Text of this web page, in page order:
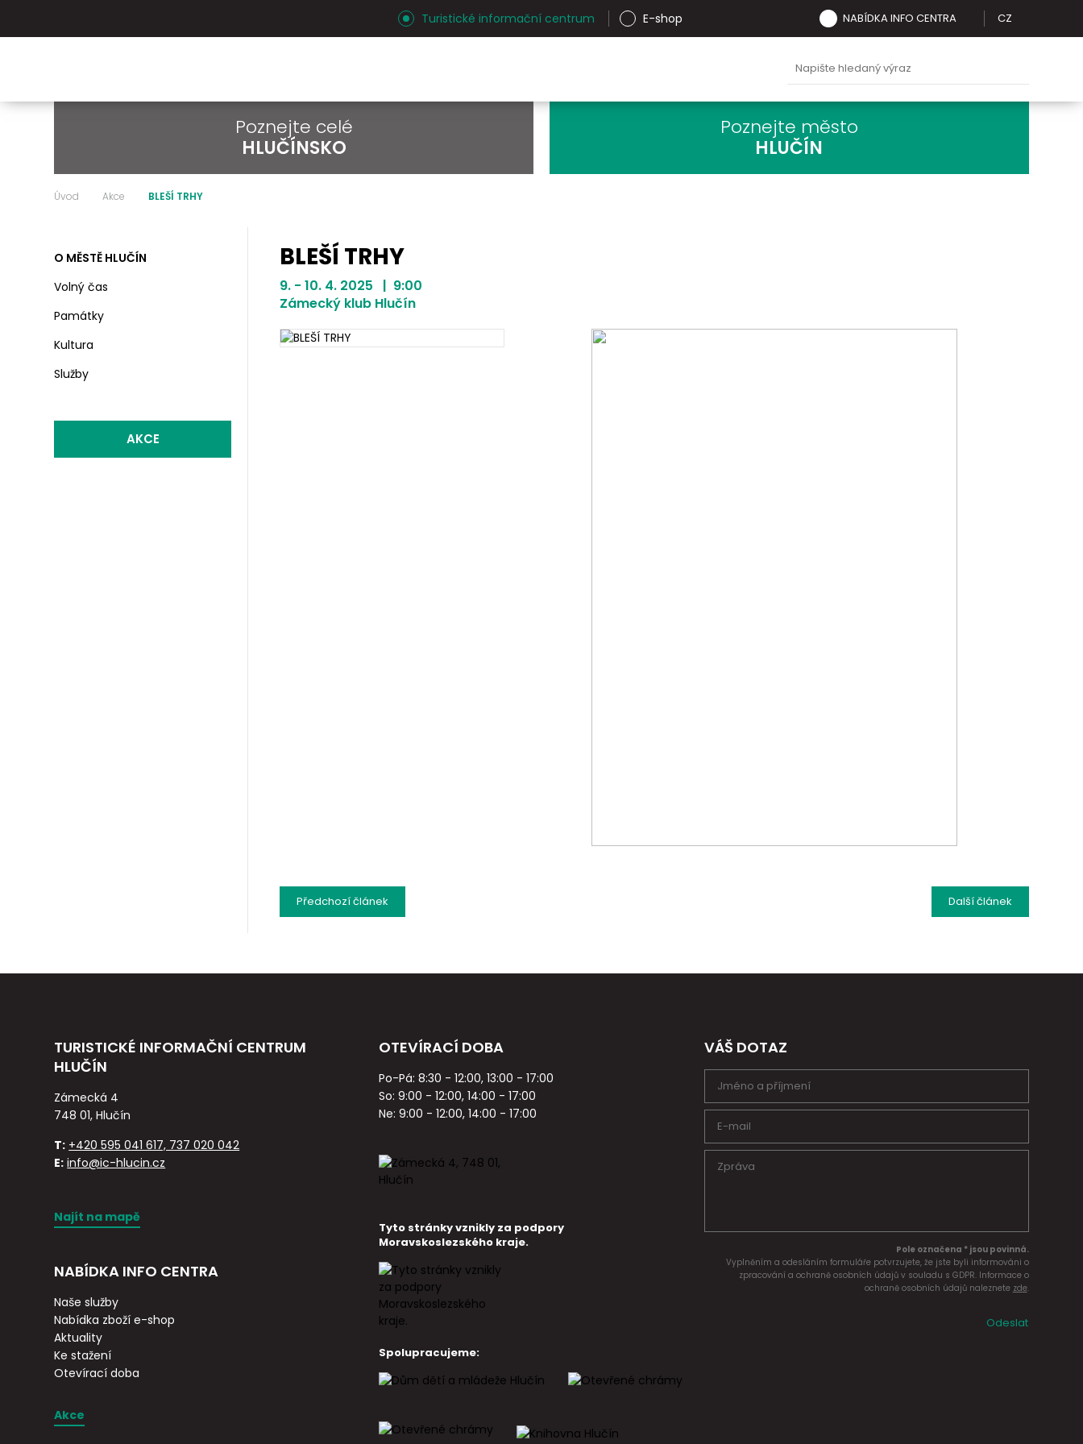
Turistické informační centrum E-shop NABÍDKA INFO CENTRA CZ
Poznejte celé
HLUČÍNSKO
Poznejte město
HLUČÍN
Úvod Akce BLEŠÍ TRHY
O MĚSTĚ HLUČÍN
Volný čas
Památky
Kultura
Služby
AKCE
BLEŠÍ TRHY
9. - 10. 4. 2025 | 9:00
Zámecký klub Hlučín
Dalšíčlánek
Předchozíčlánek
TURISTICKÉ INFORMAČNÍ CENTRUM
HLUČÍN
Zámecká 4
748 01, Hlučín
T: +420 595 041 617, 737 020 042
E: info@ic-hlucin.cz
Najít na mapě
NABÍDKA INFO CENTRA
Naše služby
Nabídka zboží e-shop
Aktuality
Ke stažení
Otevírací doba
Akce
OTEVÍRACÍ DOBA
Po-Pá: 8:30 - 12:00, 13:00 - 17:00
So: 9:00 - 12:00, 14:00 - 17:00
Ne: 9:00 - 12:00, 14:00 - 17:00
Tyto stránky vznikly za podpory
Moravskoslezského kraje.
Spolupracujeme:
VÁŠ DOTAZ
Pole označena * jsou povinná.
Vyplněním a odesláním formuláře potvrzujete, že jste byli informováni o
zpracování a ochraně osobních údajů v souladu s GDPR. Informace o
ochraně osobních údajů naleznete zde.
Odeslat